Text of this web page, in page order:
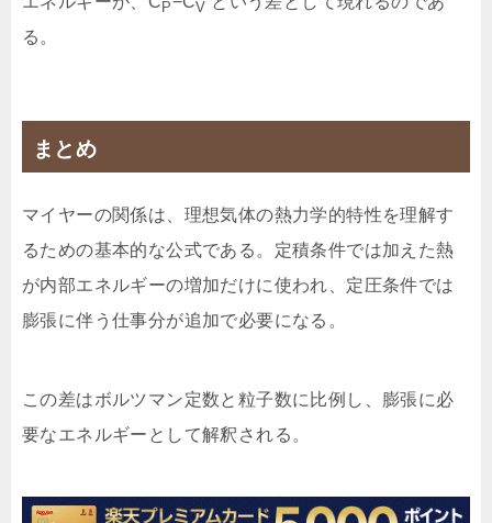
P V
る。
まとめ
マイヤーの関係は、理想気体の熱力学的特性を理解す
るための基本的な公式である。定積条件では加えた熱
が内部エネルギーの増加だけに使われ、定圧条件では
膨張に伴う仕事分が追加で必要になる。
この差はボルツマン定数と粒子数に比例し、膨張に必
要なエネルギーとして解釈される。